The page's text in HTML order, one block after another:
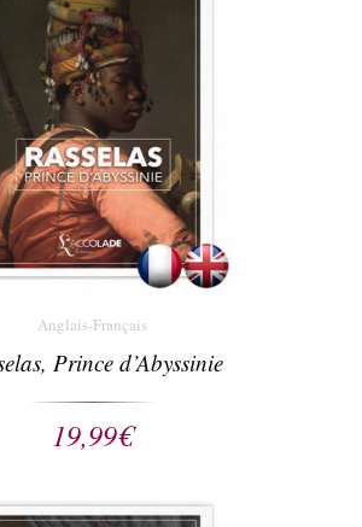
Anglais-Français
Prince d’Abyssinie
19,99€